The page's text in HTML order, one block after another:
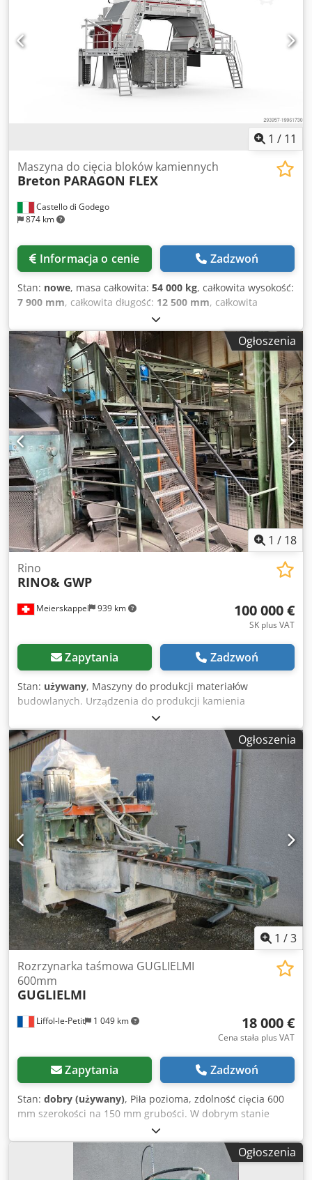
1 / 11
Castello di Godego
874 km
Maszyna do cięcia bloków kamiennych
Breton PARAGON FLEX
Informacja o cenie Zadzwoń
Stan: nowe, masa całkowita: 54 000 kg, całkowita wysokość:
7 900 mm, całkowita długość: 12 500 mm, całkowita
, długość przedmiotu obrabianego
(maks.):3 700 mm, wysokość przedmiotu obrabianego
(maks.):
2 200 mm, Breton Paragon Flex to wielolinowa piła
diamentowa do cięcia bloków marmurowych lub
granitowych na cienkie płyty. Wielolinowa piła diamentowa
do cięcia płyt o grubości 12, 20 lub 30 mm. Dwedpfx
Acexbg Rcspea Wyjątkowa wytrzymałość konstrukcji w
połączeniu z charakterystycznym systemem trójkątnym
umożliwia przecinanie bloków marmuru i granitu,
wytwarzając płyty o różnej grubości, również cienkie płyty.
Negocjacje poufne
Ogłoszenia
1 / 18
Meierskappel 939 km
Rino
RINO& GWP
100 000 €
SK plus VAT
Zapytania Zadzwoń
Stan: używany, Maszyny do produkcji materiałów
budowlanych. Urządzenia do produkcji kamienia
sztucznego i betonowych prefabrykatów, maszyny
wibroprasujące i wibrujące do materiałów budowlanych,
maszyny do produkcji kamieni do wytwarzania pustaków,
pełnych, kostki brukowej i krawężników, maszyny i linie do
produkcji betonu: prasy do płyt betonowych, maszyny do
produkcji bloków i kostki przemysłowej, kompletne linie
produkcyjne. Dedpfsw Skqcex Acpowa W zestawie formy
do płyt chodnikowych: - 50x25x4 - 50x50x4 - 40x40x4 -
60x40x4 - 40x20x4
Ogłoszenia
1 /3
Liffol-le-Petit 1 049 km
Rozrzynarka taśmowa GUGLIELMI
600mm
GUGLIELMI
18 000 €
Cena stała plus VAT
Zapytania Zadzwoń
Stan: dobry (używany), Piła pozioma, zdolność cięcia 600
mm szerokości na 150 mm grubości. W dobrym stanie
technicznym. Maszyna zdemontowana, załadowana na
ciężarówkę. Możliwość obejrzenia maszyny w ruchu.
Kontakt telefoniczny po francusku, mailowy w Państwa
języku. Djdpfx Acexb D D Hopswa
Ogłoszenia